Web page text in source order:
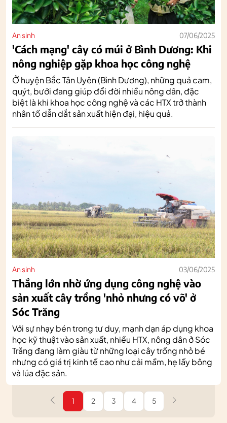
An sinh 07/06/2025
'Cách mạng' cây có múi ở Bình Dương: Khi
nông nghiệp gặp khoa học công nghệ
Ở huyện Bắc Tân Uyên (Bình Dương), những quả cam,
quýt, bưởi đang giúp đổi đời nhiều nông dân, đặc
biệt là khi khoa học công nghệ và các HTX trở thành
nhân tố dẫn dắt sản xuất hiện đại, hiệu quả.
An sinh 03/06/2025
Thắng lớn nhờ ứng dụng công nghệ vào
sản xuất cây trồng 'nhỏ nhưng có võ' ở
Sóc Trăng
Với sự nhạy bén trong tư duy, mạnh dạn áp dụng khoa
học kỹ thuật vào sản xuất, nhiều HTX, nông dân ở Sóc
Trăng đang làm giàu từ những loại cây trồng nhỏ bé
nhưng có giá trị kinh tế cao như cải mầm, hẹ lấy bông
và lúa đặc sản.
1 2 3 4 5